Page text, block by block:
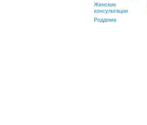
Женские
консультации
Роддома